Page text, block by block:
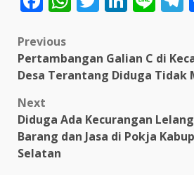
Post
navigation
Previous
Pertambangan Galian C di
Desa Terantang Diduga Tidak
Next
Diduga Ada Kecurangan
Barang dan Jasa di Pokja
Selatan